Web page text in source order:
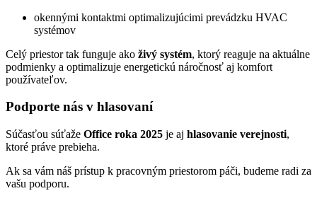
okennými kontaktmi optimalizujúcimi prevádzku HVAC
systémov
Celý priestor tak funguje ako živý systém, ktorý reaguje na aktuálne
podmienky a optimalizuje energetickú náročnosť aj komfort
používateľov.
Podporte nás v hlasovaní
Súčasťou súťaže Office roka 2025 je aj hlasovanie verejnosti,
ktoré práve prebieha.
Ak sa vám náš prístup k pracovným priestorom páči, budeme radi za
vašu podporu.